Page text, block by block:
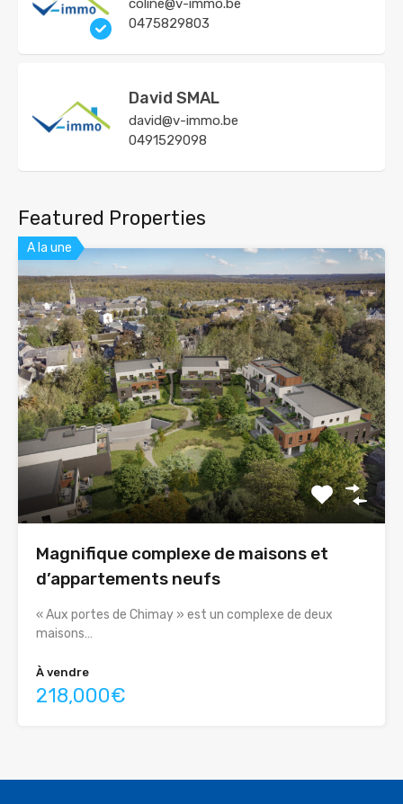
coline@v-immo.be
0475829803
David SMAL
david@v-immo.be
0491529098
Featured Properties
A la une
Magnifique complexe de maisons et
d’appartements neufs
« Aux portes de Chimay » est un complexe de deux
maisons…
À vendre
218,000€